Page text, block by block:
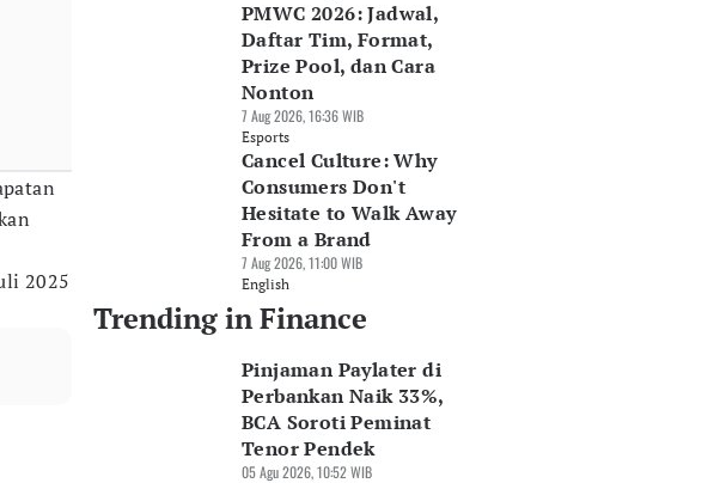
2025
PMWC 2026: Jadwal,
Daftar Tim, Format,
Prize Pool, dan Cara
Nonton
7 Aug 2026, 16:36 WIB
Esports
Cancel Culture: Why
Consumers Don't
Hesitate to Walk Away
From a Brand
7 Aug 2026, 11:00 WIB
English
Trending in Finance
Pinjaman Paylater di
Perbankan Naik 33%,
BCA Soroti Peminat
Tenor Pendek
05 Agu 2026, 10:52 WIB